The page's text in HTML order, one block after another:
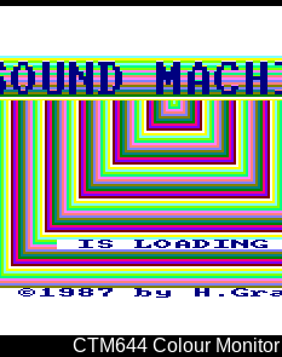
CTM644 Colour Monitor